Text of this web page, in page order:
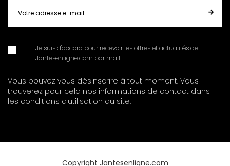
Je suis d'accord pour recevoir les offres et actualités de
Jantesenligne.com par mail
Vous pouvez vous désinscrire à tout moment. Vous
trouverez pour cela nos informations de contact dans
les conditions d'utilisation du site.
Copyright Jantesenligne.com